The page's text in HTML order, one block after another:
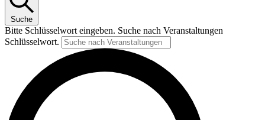
Suche
Bitte Schlüsselwort eingeben. Suche nach Veranstaltungen
Schlüsselwort.